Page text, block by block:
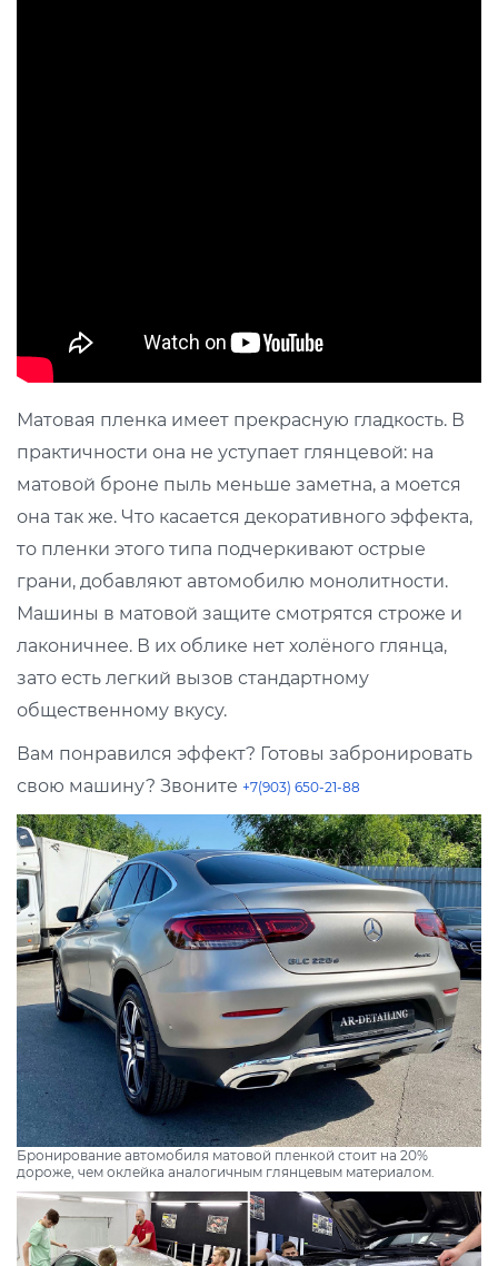
Матовая пленка имеет прекрасную гладкость. В
практичности она не уступает глянцевой: на
матовой броне пыль меньше заметна, а моется
она так же. Что касается декоративного эффекта,
то пленки этого типа подчеркивают острые
грани, добавляют автомобилю монолитности.
Машины в матовой защите смотрятся строже и
лаконичнее. В их облике нет холёного глянца,
зато есть легкий вызов стандартному
общественному вкусу.
Вам понравился эффект? Готовы забронировать
свою машину? Звоните +7(903) 650-21-88
Бронирование автомобиля матовой пленкой стоит на 20%
дороже, чем оклейка аналогичным глянцевым материалом.